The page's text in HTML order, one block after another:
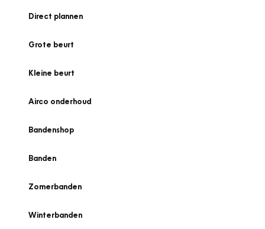
Direct plannen
Grote beurt
Kleine beurt
Airco onderhoud
Bandenshop
Banden
Zomerbanden
Winterbanden